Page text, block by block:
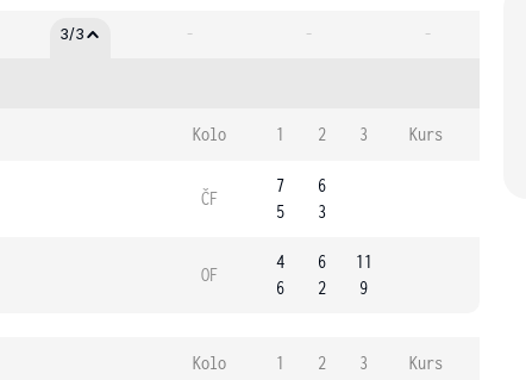
3/3 - - -
Kolo 1 2 3 Kurs
ČF
7
5
6
3
OF
4
6
6
2
11
9
Kolo 1 2 3 Kurs